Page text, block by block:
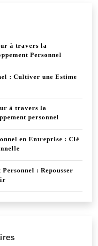
à travers la
Personnel
: Cultiver une Estime
à travers la
personnel
en Entreprise : Clé
: Repousser